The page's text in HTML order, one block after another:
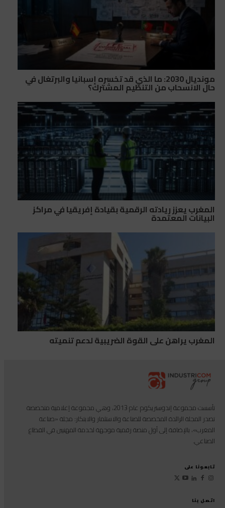
مونديال 2030: ما الذي قد تخسره إسبانيا والبرتغال في
حال الانسحاب من التنظيم المشترك؟
المغرب يعزز ريادته الرقمية بقيادة إفريقيا في مراكز
البيانات المعتمدة
المغرب يراهن على القوة الضريبية لدعم تنميته
اتصل بنا
تأسست مجموعة إندوستريكوم عام 2013، وهي مجموعة إعلامية متخصصة
تصدر المجلة الرائدة المخصصة للصناعة والاستثمار والابتكار: مجلة «صناعة
المغرب»، بالإضافة إلى أول منصة رقمية موجهة لخدمة المهنيين في القطاع
الصناعي.
تابعونا على